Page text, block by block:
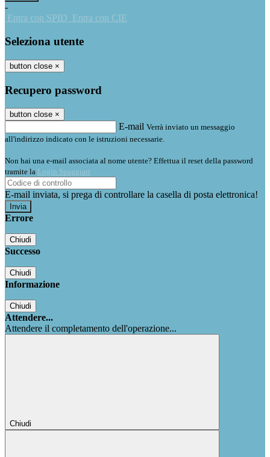
-
Entra con SPID Entra con CIE
Seleziona utente
button close ×
Recupero password
button close ×
E-mail Verrà inviato un messaggio
all'indirizzo indicato con le istruzioni necessarie.
Non hai una e-mail associata al nome utente? Effettua il reset della password
tramite la Login Spaggiari
E-mail inviata, si prega di controllare la casella di posta elettronica!
Errore
Chiudi
Successo
Chiudi
Informazione
Chiudi
Attendere...
Attendere il completamento dell'operazione...
Chiudi